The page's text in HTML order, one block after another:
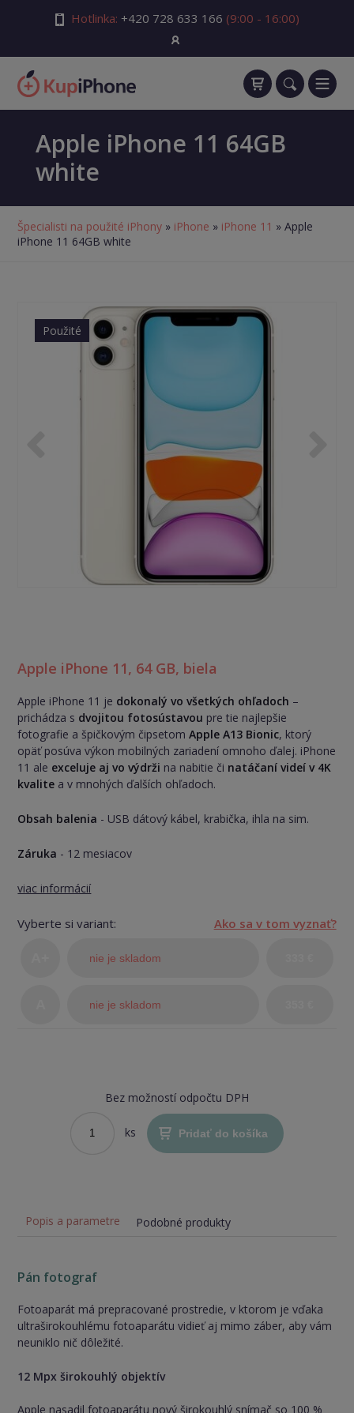
Hotlinka: +420 728 633 166 (9:00 - 16:00)
Apple iPhone 11 64GB
white
Špecialisti na použité iPhony » iPhone » iPhone 11 » Apple
iPhone 11 64GB white
Použité
Apple iPhone 11, 64 GB, biela
Apple iPhone 11 je dokonalý vo všetkých ohľadoch –
prichádza s dvojitou fotosústavou pre tie najlepšie
fotografie a špičkovým čipsetom Apple A13 Bionic, ktorý
opäť posúva výkon mobilných zariadení omnoho ďalej. iPhone
11 ale exceluje aj vo výdrži na nabitie či natáčaní videí v 4K
kvalite a v mnohých ďalších ohľadoch.
Obsah balenia - USB dátový kábel, krabička, ihla na sim.
Záruka - 12 mesiacov
viac informácií
Vyberte si variant: Ako sa v tom vyznať?
nie je skladom
nie je skladom
Bez možností odpočtu DPH
ks Pridať do košíka
Popis a parametre Podobné produkty
Pán fotograf
Fotoaparát má prepracované prostredie, v ktorom je vďaka
ultraširokouhlému fotoaparátu vidieť aj mimo záber, aby vám
neuniklo nič dôležité.
12 Mpx širokouhlý objektív
Apple nasadil fotoaparátu nový širokouhlý snímač so 100 %